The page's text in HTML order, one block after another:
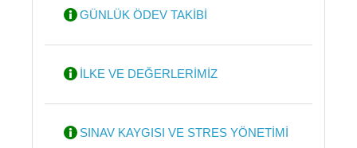
GÜNLÜK ÖDEV TAKİBİ
İLKE VE DEĞERLERİMİZ
SINAV KAYGISI VE STRES YÖNETİMİ